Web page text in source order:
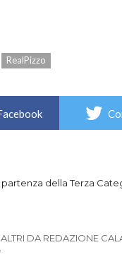
RealPizzo
della Terza
ALTRI DA REDAZIONE